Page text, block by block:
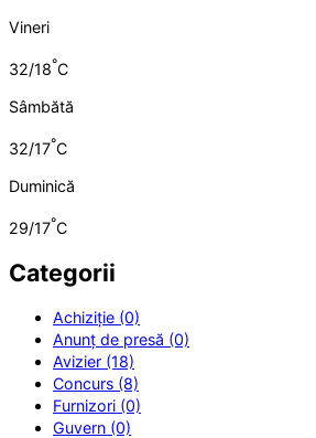
Vineri
32/18°C
Sâmbătă
32/17°C
Duminică
29/17°C
Categorii
Achiziție (0)
Anunț de presă (0)
Avizier (18)
Concurs (8)
Furnizori (0)
Guvern (0)